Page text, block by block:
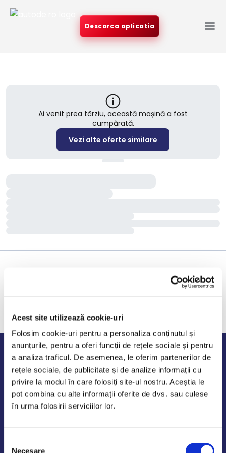
Acest site utilizează cookie-uri
Folosim cookie-uri pentru a personaliza conținutul și
anunțurile, pentru a oferi funcții de rețele sociale și pentru
a analiza traficul. De asemenea, le oferim partenerilor de
rețele sociale, de publicitate și de analize informații cu
privire la modul în care folosiți site-ul nostru. Aceștia le
pot combina cu alte informații oferite de dvs. sau culese
în urma folosirii serviciilor lor.
Necesare
Descarca aplicatia
Ai venit prea târziu, această mașină a fost
cumpărată.
Vezi alte oferte similare
Program de lucru
Luni - Vineri: 09:00-18:00
Sambata - Duminica: 10:00-14:00